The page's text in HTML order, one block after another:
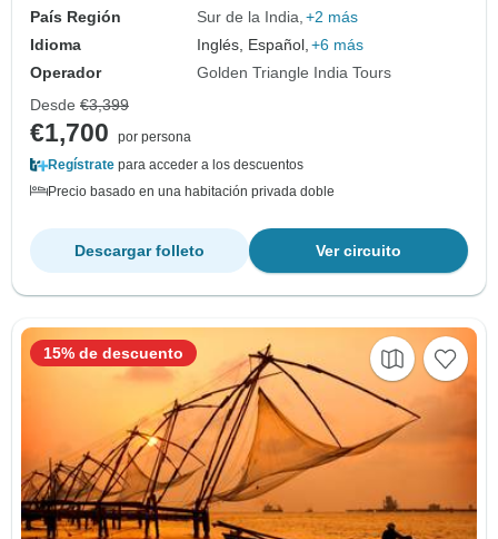
País Región
Sur de la India +2 más
Idioma
Inglés, Español, +6 más
Operador
Golden Triangle India Tours
Desde €3,399
€1,700
por persona
Regístrate para acceder a los descuentos
Precio basado en una habitación privada doble
Ver circuito
Descargar folleto
15% de descuento